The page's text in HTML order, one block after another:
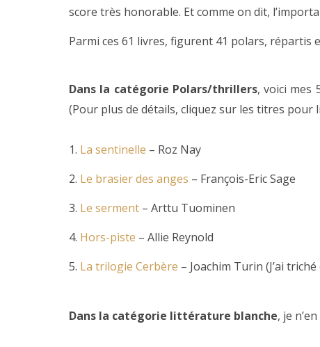
score très honorable. Et comme on dit,
Parmi ces 61 livres, figurent 41 polars,
Dans la catégorie Polars/thrillers, voici mes
(Pour plus de détails, cliquez sur les titres pour
1. La sentinelle – Roz Nay
2. Le brasier des anges – François-Eric Sage
3. Le serment – Arttu Tuominen
4. Hors-piste – Allie Reynold
5. La trilogie Cerbère – Joachim Turin (J’ai
Dans la catégorie littérature blanche, je